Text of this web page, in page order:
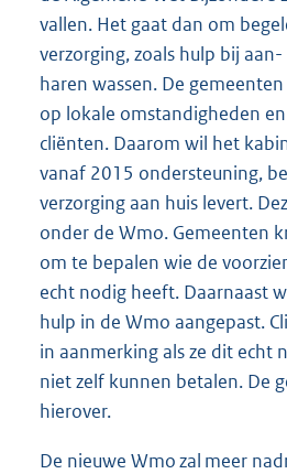
vallen. Het gaat dan om
verzorging, zoals hulp bij
haren wassen. De
op lokale omstandigheden
cliënten. Daarom wil het
vanaf 2015 ondersteuning,
verzorging aan huis levert.
onder de Wmo. Gemeenten
om te bepalen wie de
echt nodig heeft. Daarnaast
hulp in de Wmo aangepast.
in aanmerking als ze dit echt
niet zelf kunnen betalen. De
hierover.
De nieuwe Wmo zal meer